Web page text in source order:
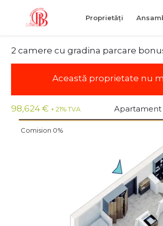
Proprietăți
2 camere cu gradina parcare
Această proprietate nu
98,624 € + 21% TVA Apartament
Comision 0%